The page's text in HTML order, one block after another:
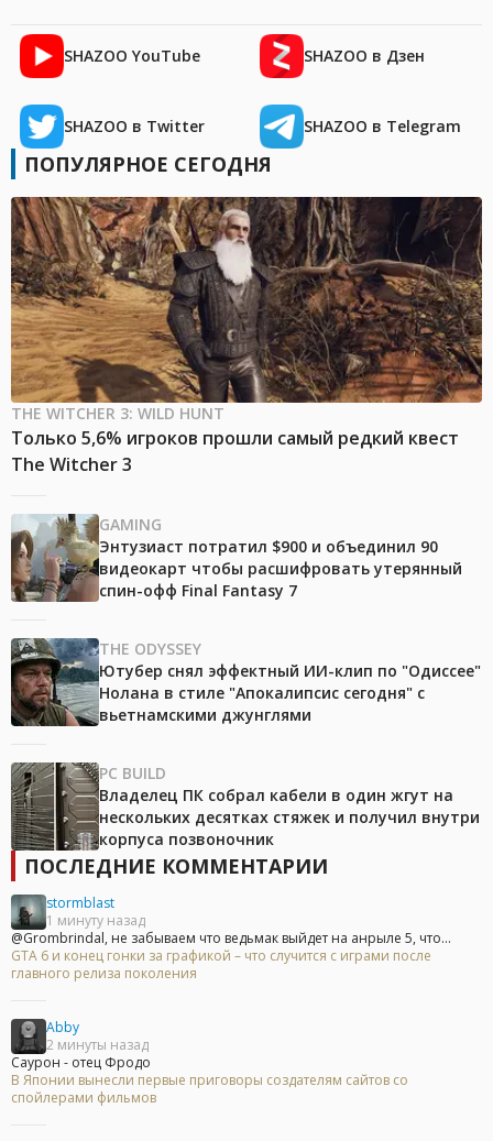
SHAZOO YouTube SHAZOO в Дзен
SHAZOO в Twitter SHAZOO в Telegram
ПОПУЛЯРНОЕ СЕГОДНЯ
THE WITCHER 3: WILD HUNT
Только 5,6% игроков прошли самый редкий квест
The Witcher 3
GAMING
Энтузиаст потратил $900 и объединил 90
видеокарт чтобы расшифровать утерянный
спин-офф Final Fantasy 7
THE ODYSSEY
Ютубер снял эффектный ИИ-клип по "Одиссее"
Нолана в стиле "Апокалипсис сегодня" с
вьетнамскими джунглями
PC BUILD
Владелец ПК собрал кабели в один жгут на
нескольких десятках стяжек и получил внутри
корпуса позвоночник
ПОСЛЕДНИЕ КОММЕНТАРИИ
stormblast
1 минуту назад
@Grombrindal, не забываем что ведьмак выйдет на анрыле 5, что...
GTA 6 и конец гонки за графикой – что случится с играми после
главного релиза поколения
Abby
2 минуты назад
Саурон - отец Фродо
В Японии вынесли первые приговоры создателям сайтов со
спойлерами фильмов